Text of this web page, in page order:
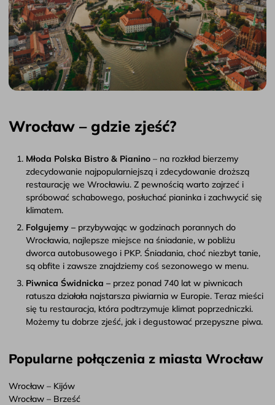
Wrocław – gdzie zjeść?
Młoda Polska Bistro & Pianino – na rozkład bierzemy
zdecydowanie najpopularniejszą i zdecydowanie droższą
restaurację we Wrocławiu. Z pewnością warto zajrzeć i
spróbować schabowego, posłuchać pianinka i zachwycić się
klimatem.
Folgujemy – przybywając w godzinach porannych do
Wrocławia, najlepsze miejsce na śniadanie, w pobliżu
dworca autobusowego i PKP. Śniadania, choć niezbyt tanie,
są obfite i zawsze znajdziemy coś sezonowego w menu.
Piwnica Świdnicka – przez ponad 740 lat w piwnicach
ratusza działała najstarsza piwiarnia w Europie. Teraz mieści
się tu restauracja, która podtrzymuje klimat poprzedniczki.
Możemy tu dobrze zjeść, jak i degustować przepyszne piwa.
Popularne połączenia z miasta Wrocław
Wrocław – Kijów
Wrocław – Brześć